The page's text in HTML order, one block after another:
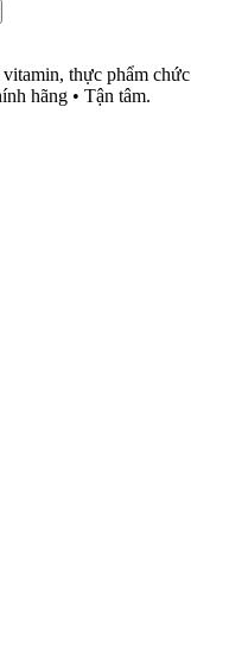
thực phẩm chức
hãng • Tận tâm.